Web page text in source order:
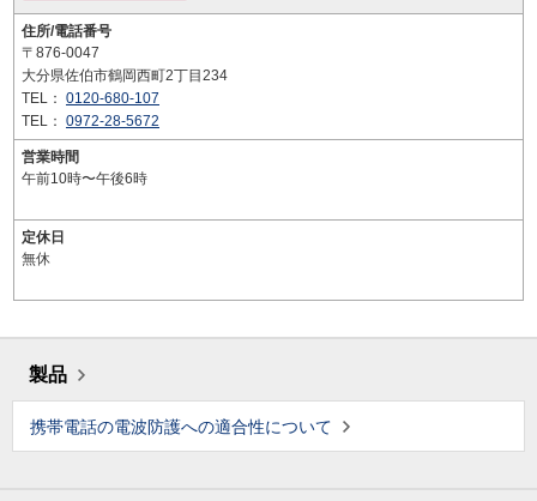
住所/電話番号
〒876-0047
大分県佐伯市鶴岡西町2丁目234
TEL： 0120-680-107
TEL： 0972-28-5672
営業時間
午前10時〜午後6時
定休日
無休
製品
携帯電話の電波防護への適合性について